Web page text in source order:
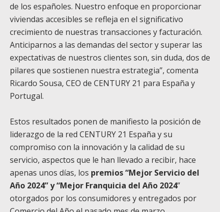
de los españoles. Nuestro enfoque en proporcionar
viviendas accesibles se refleja en el significativo
crecimiento de nuestras transacciones y facturación.
Anticiparnos a las demandas del sector y superar las
expectativas de nuestros clientes son, sin duda, dos de
pilares que sostienen nuestra estrategia”, comenta
Ricardo Sousa, CEO de CENTURY 21 para España y
Portugal.
Estos resultados ponen de manifiesto la posición de
liderazgo de la red CENTURY 21 España y su
compromiso con la innovación y la calidad de su
servicio, aspectos que le han llevado a recibir, hace
apenas unos días, los premios “Mejor Servicio del
Año 2024” y “Mejor Franquicia del Año 2024”
otorgados por los consumidores y entregados por